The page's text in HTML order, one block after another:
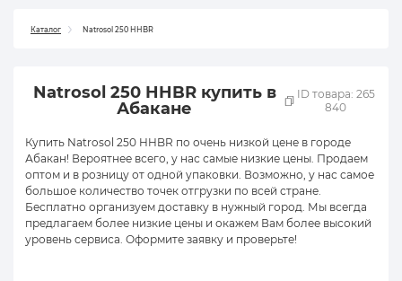
Каталог Natrosol 250 HHBR
Natrosol 250 HHBR купить в
Абакане
ID товара: 265
840
Купить Natrosol 250 HHBR по очень низкой цене в городе
Абакан! Вероятнее всего, у нас самые низкие цены. Продаем
оптом и в розницу от одной упаковки. Возможно, у нас самое
большое количество точек отгрузки по всей стране.
Бесплатно организуем доставку в нужный город. Мы всегда
предлагаем более низкие цены и окажем Вам более высокий
уровень сервиса. Оформите заявку и проверьте!